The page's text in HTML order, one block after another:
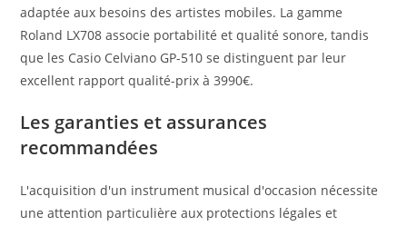
adaptée aux besoins des artistes mobiles. La gamme
Roland LX708 associe portabilité et qualité sonore, tandis
que les Casio Celviano GP-510 se distinguent par leur
excellent rapport qualité-prix à 3990€.
Les garanties et assurances
recommandées
L'acquisition d'un instrument musical d'occasion nécessite
une attention particulière aux protections légales et